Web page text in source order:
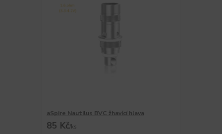
aSpire Nautilus BVC žhavící hlava
85 Kč/ks